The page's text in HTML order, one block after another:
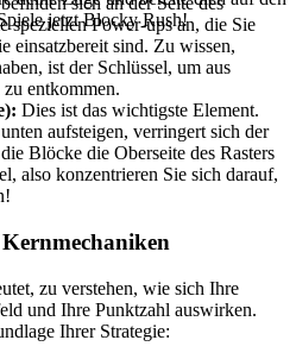
jetzt Blocky Rush!
speziellen Power-ups an, die Sie
einsatzbereit sind. Zu wissen,
ist der Schlüssel, um aus
entkommen.
Dies ist das wichtigste Element.
aufsteigen, verringert sich der
Blöcke die Oberseite des Rasters
also konzentrieren Sie sich darauf,
zu verstehen, wie sich Ihre
und Ihre Punktzahl auswirken.
Ihrer Strategie: